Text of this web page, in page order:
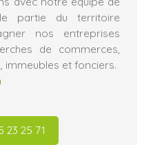
partie du territoire
nos entreprises
de commerces,
immeubles et fonciers.
23 25 71